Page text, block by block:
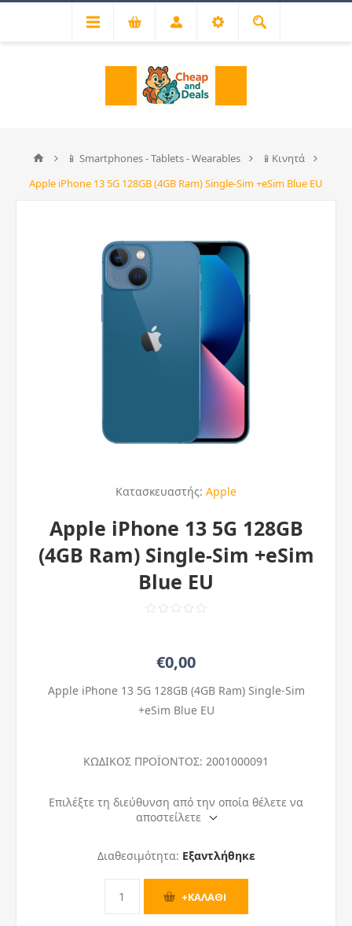
📱 Smartphones - Tablets - Wearables
📱Κινητά
Apple iPhone 13 5G 128GB (4GB Ram) Single-Sim +eSim Blue EU
Κατασκευαστής: Apple
Apple iPhone 13 5G 128GB
(4GB Ram) Single-Sim +eSim
Blue EU
€0,00
Apple iPhone 13 5G 128GB (4GB Ram) Single-Sim
+eSim Blue EU
ΚΩΔΙΚΟΣ ΠΡΟΪΟΝΤΟΣ: 2001000091
Επιλέξτε τη διεύθυνση από την οποία θέλετε να
αποστείλετε
Διαθεσιμότητα: Εξαντλήθηκε